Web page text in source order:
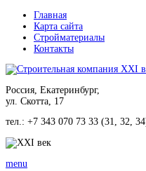
Главная
Карта сайта
Стройматериалы
Контакты
Россия, Екатеринбург,
ул. Скотта, 17
тел.: +7 343 070 73 33 (31, 32,
menu